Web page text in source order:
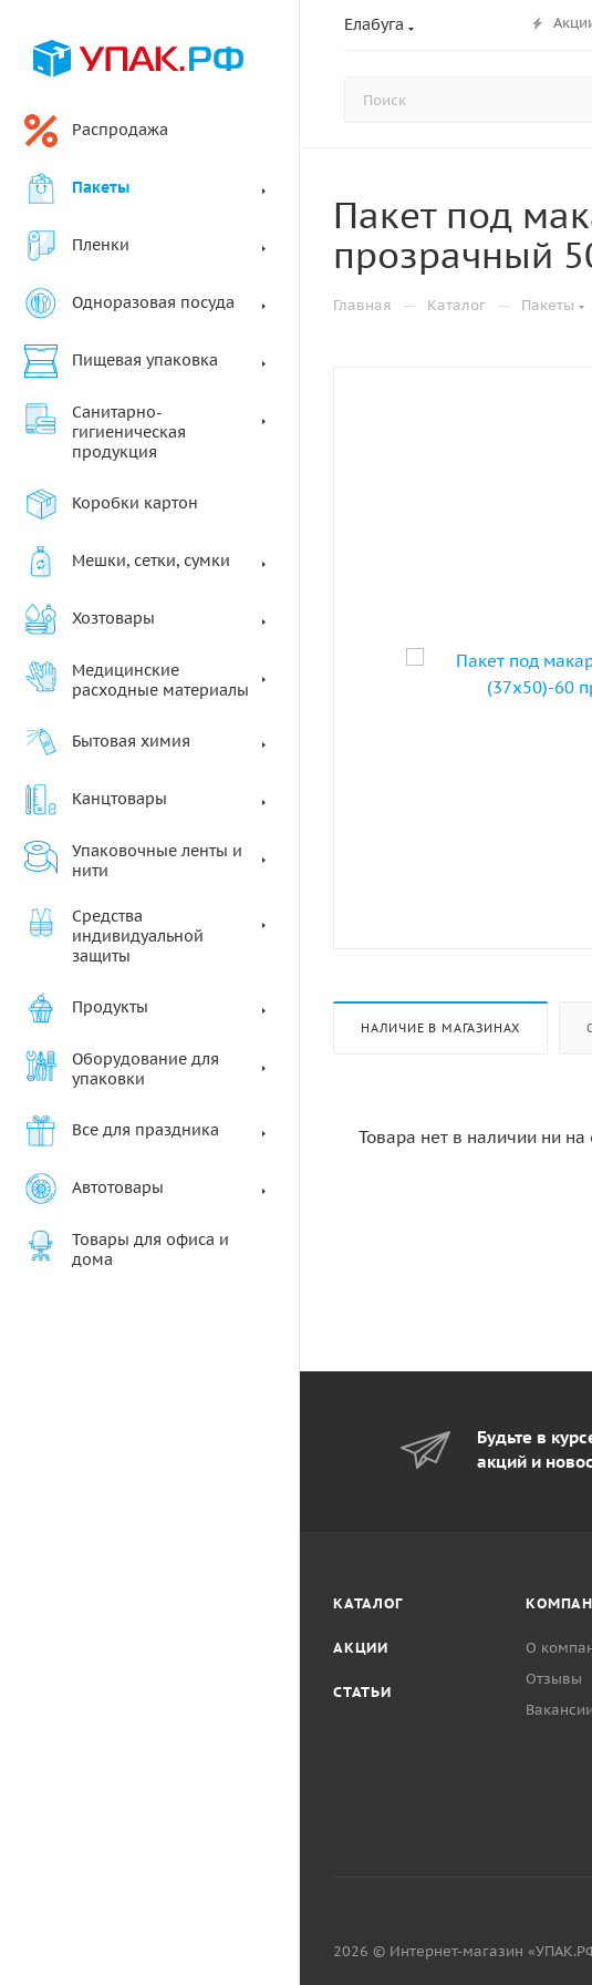
Елабуга
Распродажа
Пакеты
Пленки
Одноразовая посуда
Пищевая упаковка
Санитарно-
гигиеническая
продукция
Коробки картон
Мешки, сетки, сумки
Хозтовары
Медицинские
расходные материалы
Бытовая химия
Канцтовары
Упаковочные ленты и
нити
Средства
индивидуальной
защиты
Продукты
Оборудование для
упаковки
Все для праздника
Автотовары
Товары для офиса и
дома
Пакет под
прозрачный
Главная — Каталог — Пакеты
НАЛИЧИЕ В МАГАЗИНАХ
Товара нет в наличии ни
Будьте в
акций и
КАТАЛОГ
АКЦИИ
СТАТЬИ
О
Отзывы
Вакансии
2026 © Интернет-магазин